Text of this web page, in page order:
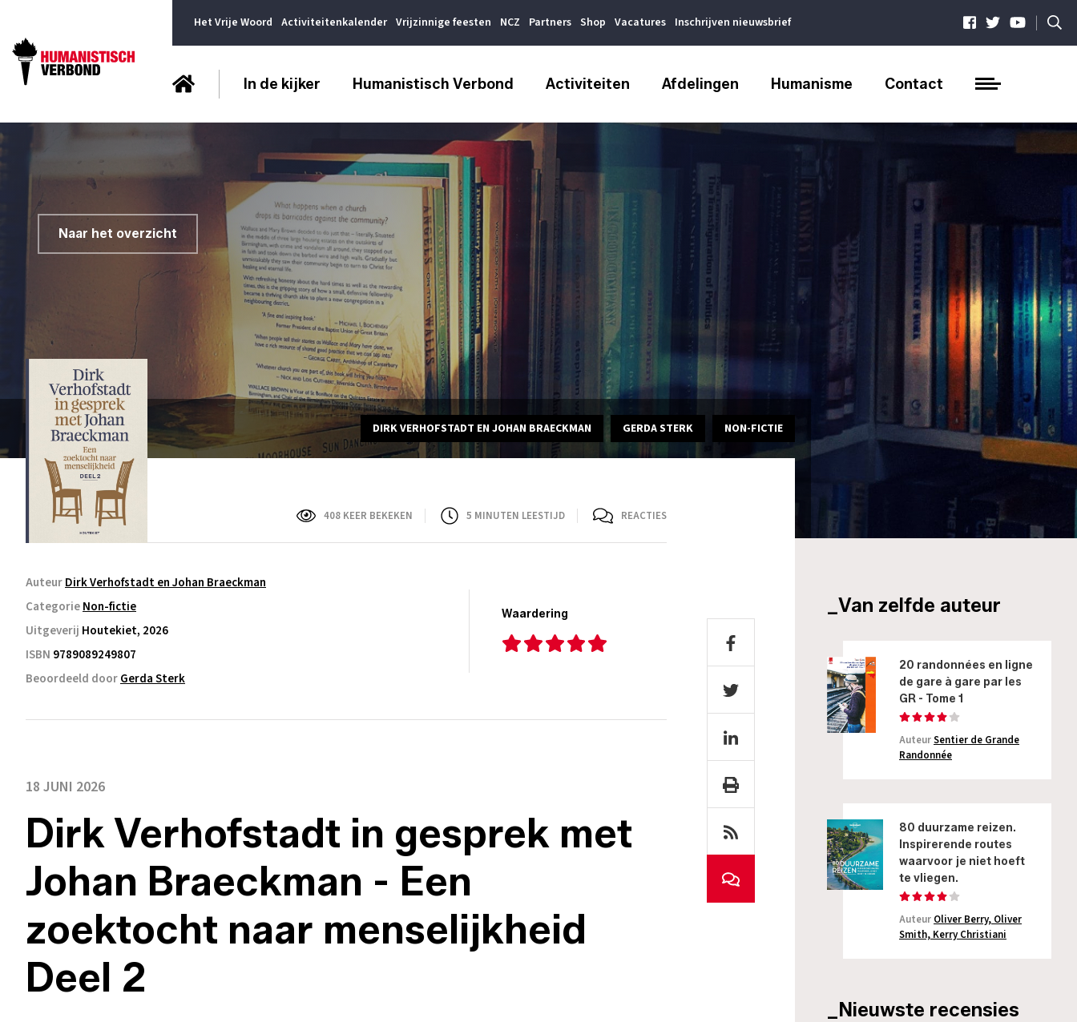
Het Vrije Woord Activiteitenkalender Vrijzinnige feesten NCZ Partners Shop Vacatures Inschrijven nieuwsbrief |
In de kijker Humanistisch Verbond Activiteiten Afdelingen Humanisme Contact
Naar het overzicht
DIRK VERHOFSTADT EN JOHAN BRAECKMAN GERDA STERK NON-FICTIE
408 KEER BEKEKEN 5 MINUTEN LEESTIJD REACTIES
AuteurDirk Verhofstadt en Johan Braeckman
CategorieNon-fictie
Uitgeverij Houtekiet, 2026
ISBN 9789089249807
Beoordeeld doorGerda Sterk
Waardering
18 JUNI 2026
Dirk Verhofstadt in gesprek met
Johan Braeckman - Een
zoektocht naar menselijkheid
Deel 2
_Van zelfde auteur
20 randonnées en ligne
de gare à gare par les
GR - Tome 1
AuteurSentier de Grande
Randonnée
80 duurzame reizen.
Inspirerende routes
waarvoor je niet hoeft
te vliegen.
Auteur Oliver Berry, Oliver
Smith, Kerry Christiani
_Nieuwste recensies